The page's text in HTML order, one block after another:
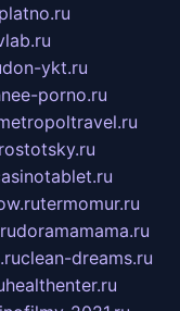
don-ykt.ru
porno.ru
rostotsky.ru
termomur.ru
doramamama.ru
clean-dreams.ru
healthenter.ru